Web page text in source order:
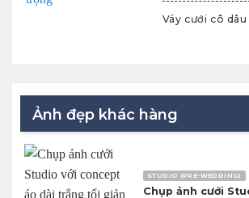
Váy cưới cô dâu
Ảnh đẹp khác hàng
STUDIO (PRE-WEDDING)
Chụp ảnh cưới